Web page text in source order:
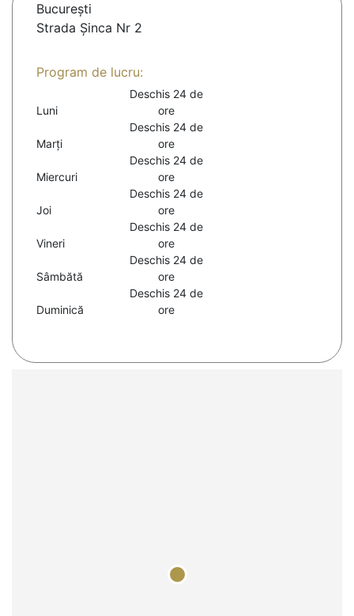
Bucureşti
Strada Șinca Nr 2
Program de lucru:
Luni
Deschis 24 de
ore
Marți
Deschis 24 de
ore
Miercuri
Deschis 24 de
ore
Joi
Deschis 24 de
ore
Vineri
Deschis 24 de
ore
Sâmbătă
Deschis 24 de
ore
Duminică
Deschis 24 de
ore